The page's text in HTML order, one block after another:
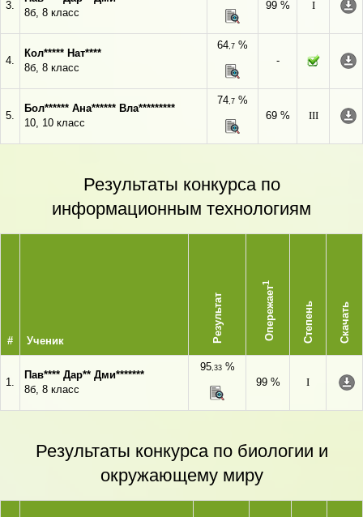
3.
8б, 8 класс
99 % I
4.
Кол***** Нат****
8б, 8 класс
64,7 %
-
5.
Бол****** Ана****** Вла*********
10, 10 класс
74,7 %
69 %
III
Результаты конкурса по
информационным технологиям
# Ученик Результат Опережает
1
Степень Скачать
1.
Пав**** Дар** Дми*******
8б, 8 класс
95,33%
99 %
I
Результаты конкурса по биологии и
окружающему миру